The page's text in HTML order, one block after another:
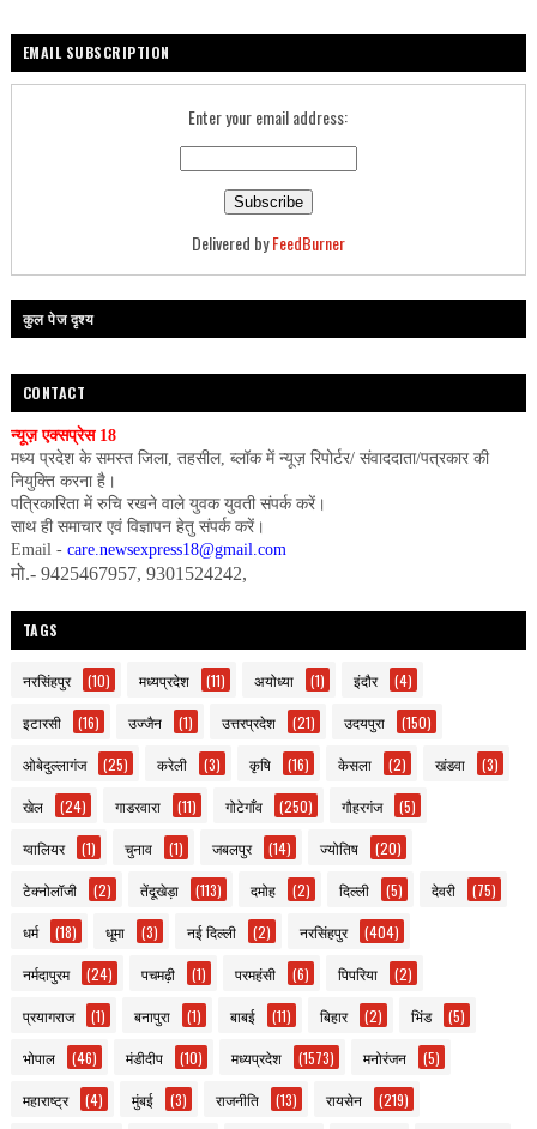
EMAIL SUBSCRIPTION
Enter your email address:
Delivered byFeedBurner
कुल पेज दृश्य
CONTACT
न्यूज़ एक्सप्रेस 18
मध्य प्रदेश के समस्त जिला, तहसील, ब्लॉक में न्यूज़ रिपोर्टर/ संवाददाता/पत्रकार की
नियुक्ति करना है।
पत्रिकारिता में रुचि रखने वाले युवक युवती संपर्क करें।
साथ ही समाचार एवं विज्ञापन हेतु संपर्क करें।
Email - care.newsexpress18@gmail.com
मो.- 9425467957, 9301524242,
TAGS
नरसिंहपुर (10) मध्यप्रदेश (11) अयोध्या (1) इंदौर (4)
इटारसी (16) उज्जैन (1) उत्तरप्रदेश (21) उदयपुरा (150)
ओबेदुल्लागंज (25) करेली (3) कृषि (16) केसला (2) खंडवा (3)
खेल (24) गाडरवारा (11) गोटेगाँव (250) गौहरगंज (5)
ग्वालियर (1) चुनाव (1) जबलपुर (14) ज्योतिष (20)
टेक्नोलॉजी (2) तेंदूखेड़ा (113) दमोह (2) दिल्ली (5) देवरी (75)
धर्म (18) धूमा (3) नई दिल्ली (2) नरसिंहपुर (404)
नर्मदापुरम (24) पचमढ़ी (1) परमहंसी (6) पिपरिया (2)
प्रयागराज (1) बनापुरा (1) बाबई (11) बिहार (2) भिंड (5)
भोपाल (46) मंडीदीप (10) मध्यप्रदेश (1573) मनोरंजन (5)
महाराष्ट्र (4) मुंबई (3) राजनीति (13) रायसेन (219)